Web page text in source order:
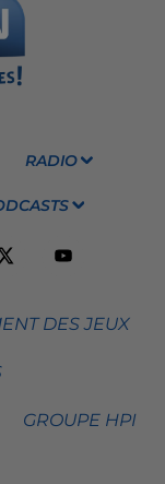
RADIO
DES JEUX
GROUPE HPI